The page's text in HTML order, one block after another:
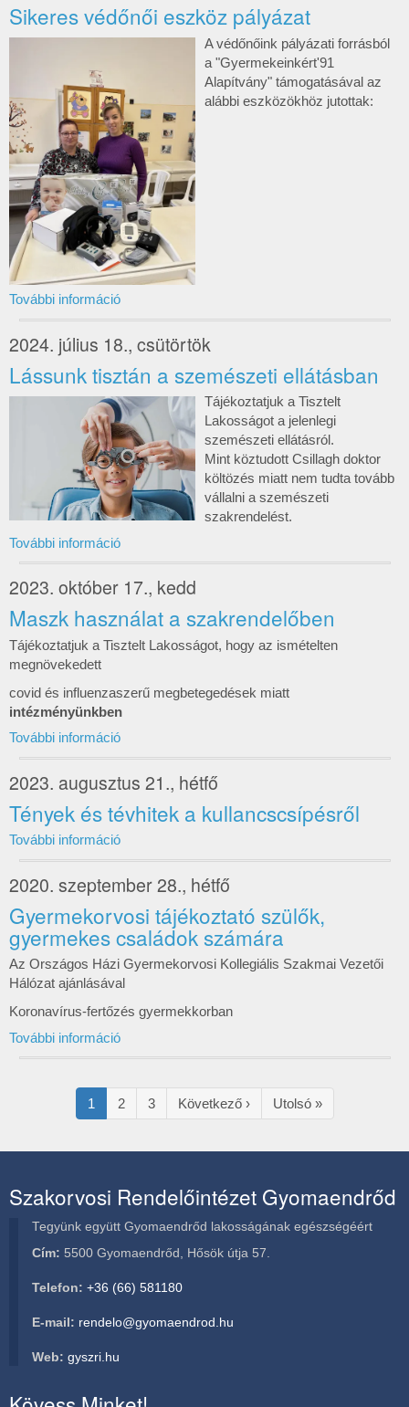
Sikeres védőnői eszköz pályázat
A védőnőink pályázati forrásból
a "Gyermekeinkért'91
Alapítvány" támogatásával az
alábbi eszközökhöz jutottak:
További információ
2024. július 18., csütörtök
Lássunk tisztán a szemészeti ellátásban
Tájékoztatjuk a Tisztelt
Lakosságot a jelenlegi
szemészeti ellátásról.
Mint köztudott Csillagh doktor
költözés miatt nem tudta tovább
vállalni a szemészeti
szakrendelést.
További információ
2023. október 17., kedd
Maszk használat a szakrendelőben
Tájékoztatjuk a Tisztelt Lakosságot, hogy az ismételten
megnövekedett
covid és influenzaszerű megbetegedések miatt
intézményünkben
További információ
2023. augusztus 21., hétfő
Tények és tévhitek a kullancscsípésről
További információ
2020. szeptember 28., hétfő
Gyermekorvosi tájékoztató szülők,
gyermekes családok számára
Az Országos Házi Gyermekorvosi Kollegiális Szakmai Vezetői
Hálózat ajánlásával
Koronavírus-fertőzés gyermekkorban
További információ
Oldalszámozás
Jelenlegi
oldal
1 Oldal
2 Oldal
3
Következő
oldal
Következő ›
Utolsó
oldal
Utolsó »
Szakorvosi Rendelőintézet Gyomaendrőd
Tegyünk együtt Gyomaendrőd lakosságának egészségéért
Cím: 5500 Gyomaendrőd, Hősök útja 57.
Telefon: +36 (66) 581180
E-mail: rendelo@gyomaendrod.hu
Web: gyszri.hu